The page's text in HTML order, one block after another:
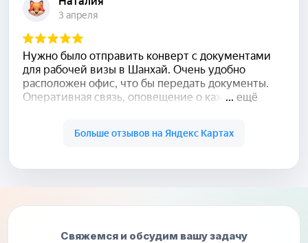
Свяжемся и обсудим вашу задачу